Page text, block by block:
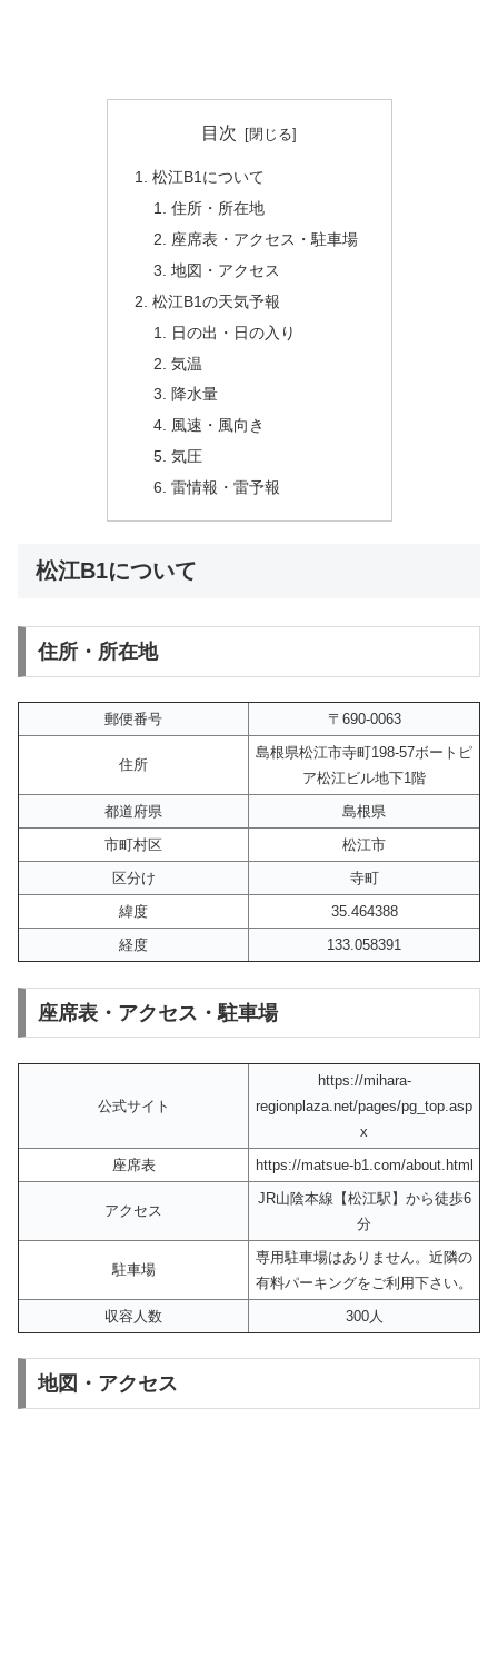
目次
松江B1について
住所・所在地
座席表・アクセス・駐車場
地図・アクセス
松江B1の天気予報
日の出・日の入り
気温
降水量
風速・風向き
気圧
雷情報・雷予報
松江B1について
住所・所在地
郵便番号 〒690-0063
住所
島根県松江市寺町198-57ボートピ
ア松江ビル地下1階
都道府県
島根県
市町村区
松江市
区分け
寺町
緯度
35.464388
経度
133.058391
座席表・アクセス・駐車場
公式サイト
https://mihara-
regionplaza.net/pages/pg_top.asp
x
座席表
https://matsue-b1.com/about.html
アクセス
JR山陰本線【松江駅】から徒歩6
分
駐車場
専用駐車場はありません。近隣の
有料パーキングをご利用下さい。
収容人数
300人
地図・アクセス